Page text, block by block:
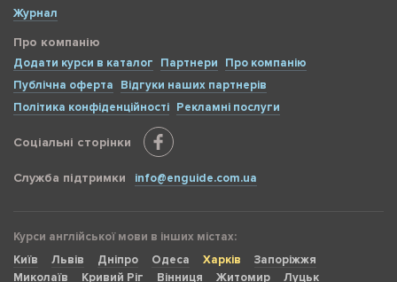
Журнал
Про компанію
Додати курси в каталог Партнери
Про компанію
Публічна оферта
Відгуки наших партнерів
Політика конфіденційності Рекламні послуги
Соціальні сторінки
Служба підтримки info@enguide.com.ua
Курси англійської мови в інших містах:
Київ
Львів Дніпро Одеса Харків
Запоріжжя
Миколаїв
Кривий Ріг Вінниця Житомир Луцьк